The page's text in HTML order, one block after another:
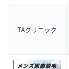
TAクリニック